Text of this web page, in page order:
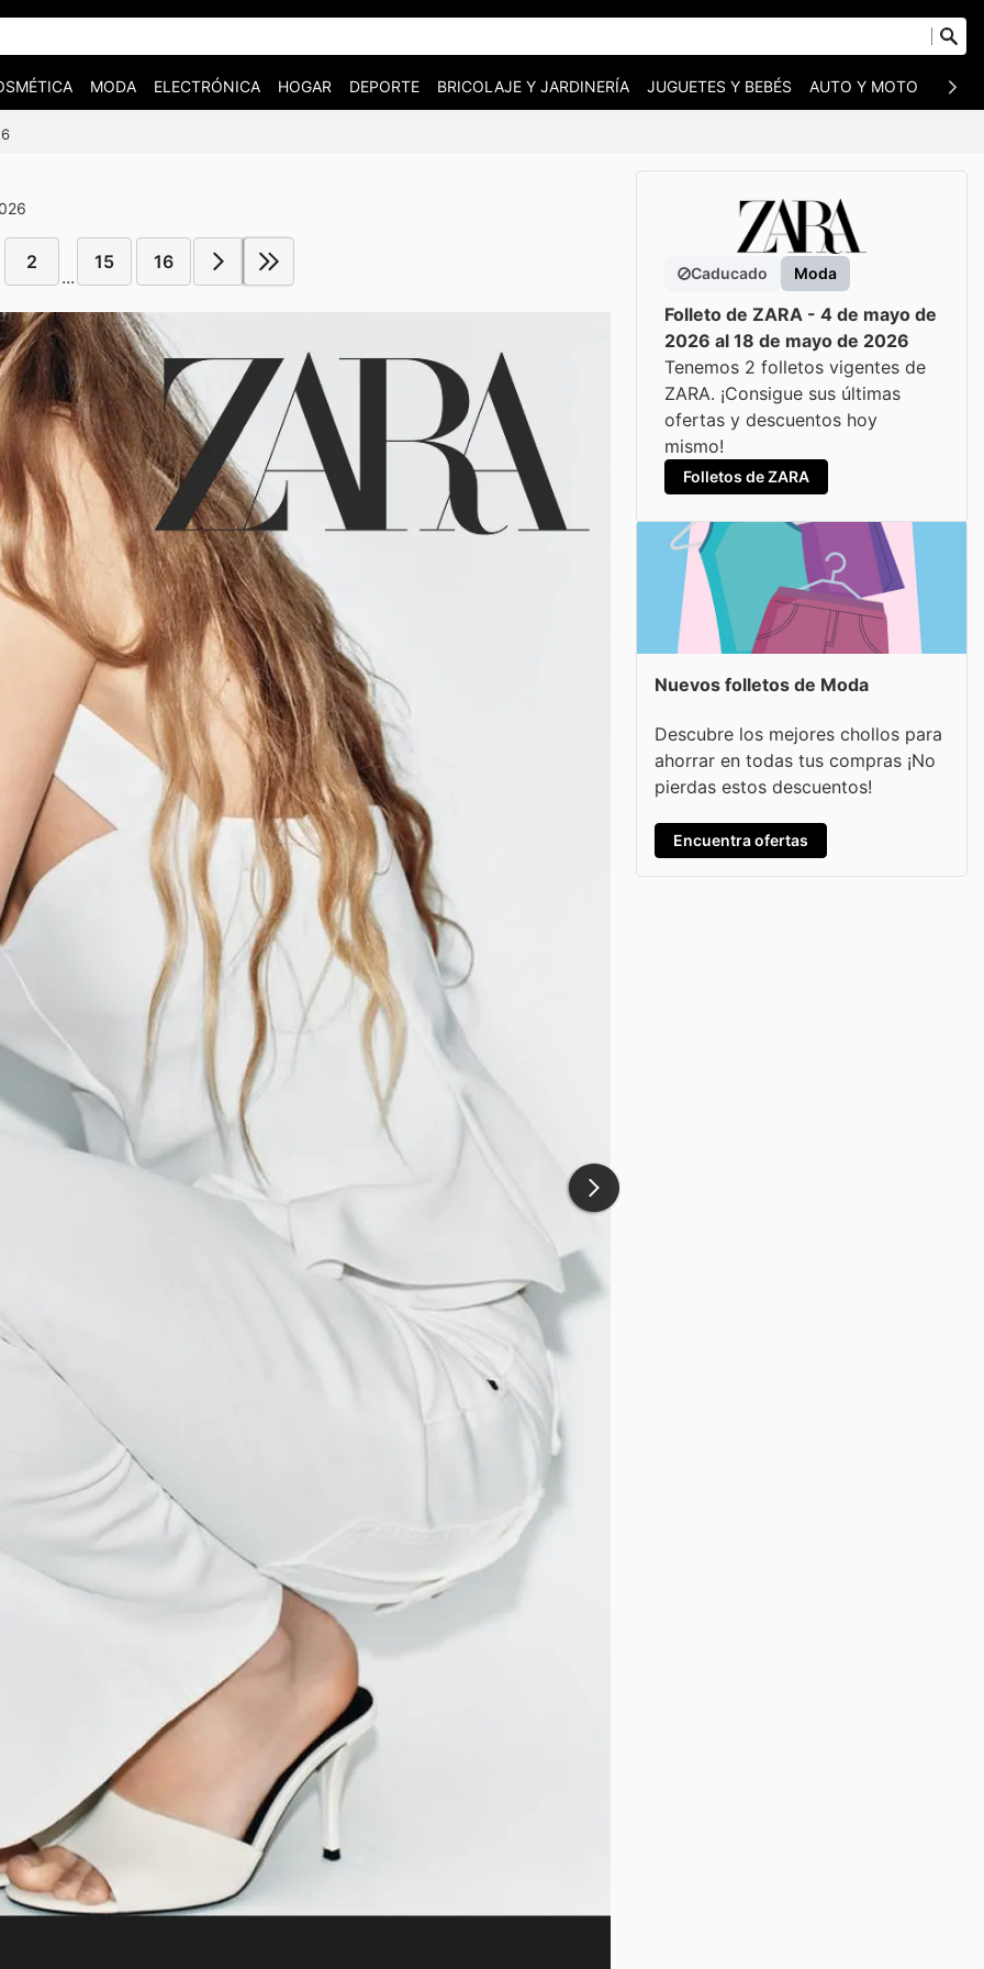
MODA ELECTRÓNICA HOGAR DEPORTE BRICOLAJE Y JARDINERÍA JUGUETES Y BEBÉS AUTO Y MOTO
2
...
15 16
Caducado Moda
Folleto de ZARA - 4 de mayo de
2026 al 18 de mayo de 2026
Tenemos 2 folletos vigentes de
ZARA. ¡Consigue sus últimas
ofertas y descuentos hoy
mismo!
Folletos de ZARA
Nuevos folletos de Moda
Descubre los mejores chollos para
ahorrar en todas tus compras ¡No
pierdas estos descuentos!
Encuentra ofertas